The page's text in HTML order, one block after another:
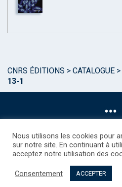
CNRS ÉDITIONS > CATALOGUE >
13-1
©CNRS EDITIONS 2025
Droits étrangers / Foreign rights
Nous utilisons les cookies pour
sur notre site. En continuant à
acceptez notre utilisation des
Consentement ACCEPTER